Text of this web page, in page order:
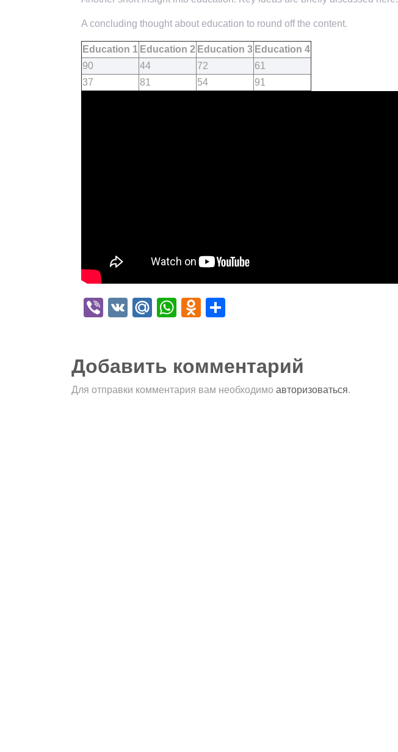
A concluding thought about education to round off the content.
Education 1 Education 2 Education 3 Education 4
90
44 72
61
37
81 54 91
Viber
VK Mail.Ru
WhatsApp
Odnoklassniki
Добавить комментарий
Для отправки комментария вам необходимо авторизоваться.